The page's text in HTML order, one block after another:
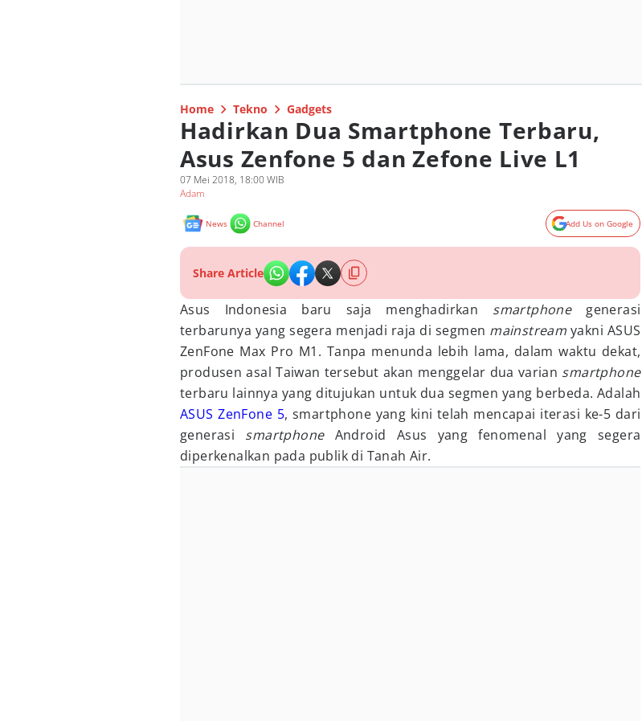
Home Tekno Gadgets
Hadirkan Dua Smartphone Terbaru,
Asus Zenfone 5 dan Zefone Live L1
07 Mei 2018, 18:00 WIB
Adam
News Channel Add Us on Google
Share Article
Asus Indonesia baru saja menghadirkan smartphonegenerasi
terbarunya yang segera menjadi raja di segmen mainstream yakni ASUS
ZenFone Max Pro M1. Tanpa menunda lebih lama, dalam waktu dekat,
produsen asal Taiwan tersebut akan menggelar dua varian smartphone
terbaru lainnya yang ditujukan untuk dua segmen yang berbeda. Adalah
ASUS ZenFone 5, smartphone yang kini telah mencapai iterasi ke-5 dari
generasi smartphoneAndroid Asus yang fenomenal yang segera
diperkenalkan pada publik di Tanah Air.